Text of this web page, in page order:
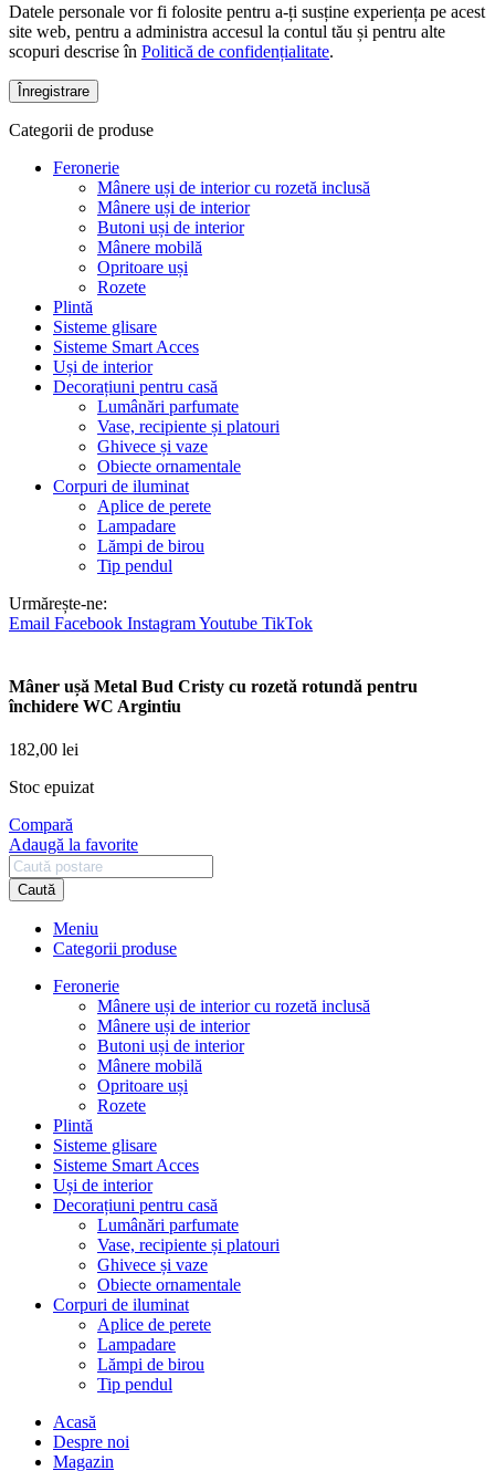
Datele personale vor fi folosite pentru a-ți susține experiența pe acest
site web, pentru a administra accesul la contul tău și pentru alte
scopuri descrise în Politică de confidențialitate.
Înregistrare
Categorii de produse
Feronerie
Mânere uși de interior cu rozetă inclusă
Mânere uși de interior
Butoni uși de interior
Mânere mobilă
Opritoare uși
Rozete
Plintă
Sisteme glisare
Sisteme Smart Acces
Uși de interior
Decorațiuni pentru casă
Lumânări parfumate
Vase, recipiente și platouri
Ghivece și vaze
Obiecte ornamentale
Corpuri de iluminat
Aplice de perete
Lampadare
Lămpi de birou
Tip pendul
Urmărește-ne:
Email Facebook InstagramYoutube TikTok
Mâner ușă Metal Bud Cristy cu rozetă rotundă pentru
închidere WC Argintiu
182,00 lei
Stoc epuizat
Compară
Adaugă la favorite
Caută
Meniu
Categorii produse
Feronerie
Mânere uși de interior cu rozetă inclusă
Mânere uși de interior
Butoni uși de interior
Mânere mobilă
Opritoare uși
Rozete
Plintă
Sisteme glisare
Sisteme Smart Acces
Uși de interior
Decorațiuni pentru casă
Lumânări parfumate
Vase, recipiente și platouri
Ghivece și vaze
Obiecte ornamentale
Corpuri de iluminat
Aplice de perete
Lampadare
Lămpi de birou
Tip pendul
Acasă
Despre noi
Magazin